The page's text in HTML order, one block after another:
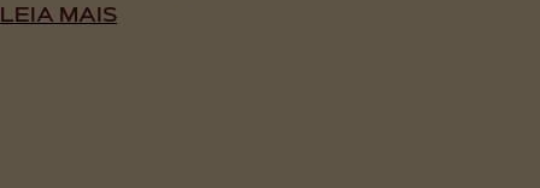
LEIA MAIS